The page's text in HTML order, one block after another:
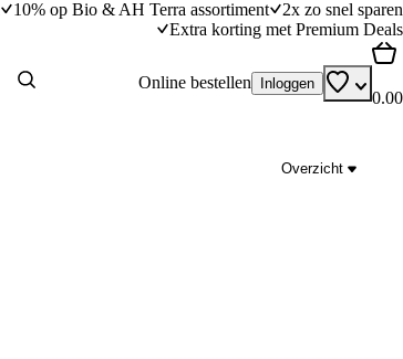
10% op Bio & AH Terra assortiment
2x zo snel sparen
Extra korting met Premium Deals
Online bestellen Inloggen
0.00
Overzicht